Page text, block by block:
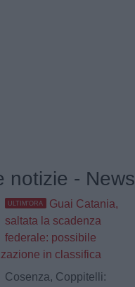
notizie - News
ULTIM'ORA
Guai Catania,
saltata la scadenza
federale: possibile
in classifica
Cosenza, Coppitelli: